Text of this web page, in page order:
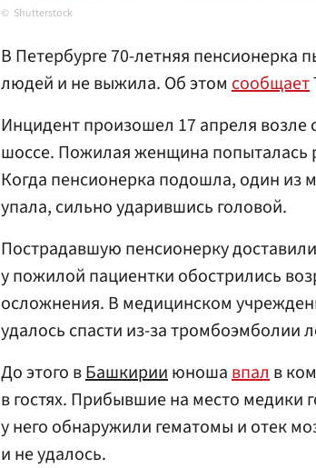
Shutterstock
В Петербурге 70-летняя пенсионерка
людей и не выжила. Об этом сообщает
Инцидент произошел 17 апреля возле
шоссе. Пожилая женщина попыталась
Когда пенсионерка подошла, один из
упала, сильно ударившись головой.
Пострадавшую пенсионерку
у пожилой пациентки обострились
осложнения. В медицинском
удалось спасти из-за тромбоэмболии
До этого вБашкирииюношавпалв
в гостях. Прибывшие на место медики
у него обнаружили гематомы и отек
и не удалось.